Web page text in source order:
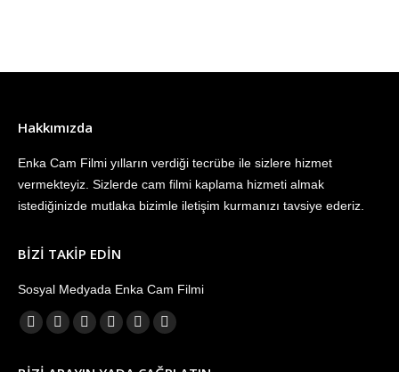
Hakkımızda
Enka Cam Filmi yılların verdiği tecrübe ile sizlere hizmet
vermekteyiz. Sizlerde cam filmi kaplama hizmeti almak
istediğinizde mutlaka bizimle iletişim kurmanızı tavsiye ederiz.
BİZİ TAKİP EDİN
Sosyal Medyada Enka Cam Filmi
Find us on:
Facebook
X
YouTubeLinkedinInstagram
Mail